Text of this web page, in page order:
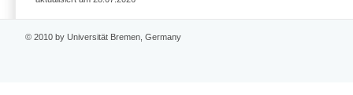
© 2010 by Universität Bremen, Germany